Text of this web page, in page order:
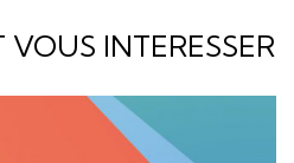
INTERESSER